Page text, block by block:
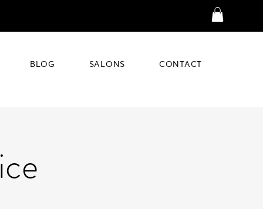
BLOG SALONS CONTACT